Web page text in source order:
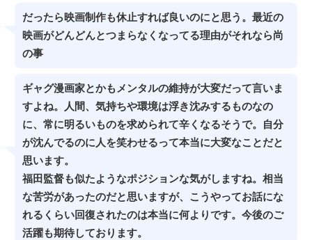
だったら映画制作も休止すれば良いのにと思う。最近の
映画がどんどんとつまらなくなってる理由がそれなら尚
の事
ギャグ漫画家とかもメンタルの維持が大変だって言いま
すよね。人間、気持ちや環境は浮き沈みするものなの
に、常に明るいものを求められて辛くなるそうで。自分
が沈んでるのに人を笑わせるって本当に大変なことだと
思います。
福田監督も似たようなポジションな気がしますね。相当
な苦労があったのだと思いますが、こうやってお話にな
れるくらい回復されたのは本当に何よりです。今後のご
活躍も期待しております。